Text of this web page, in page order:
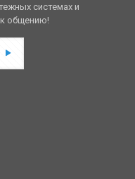
системах и
к общению!